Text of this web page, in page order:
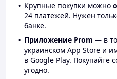
Крупные покупки можно
24 платежей. Нужен
банке.
Приложение Prom — в
украинском App Store и
в Google Play. Покупайте
угодно.